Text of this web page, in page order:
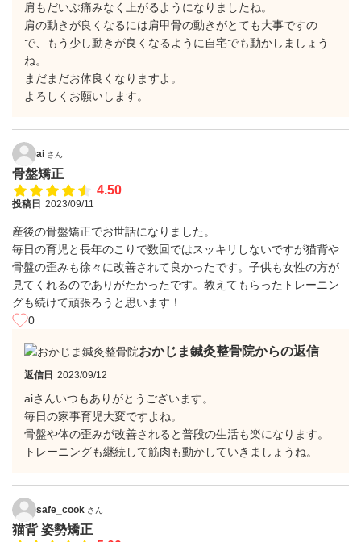
肩もだいぶ痛みなく上がるようになりましたね。
肩の動きが良くなるには肩甲骨の動きがとても大事ですの
で、もう少し動きが良くなるように自宅でも動かしましょう
ね。
まだまだお体良くなりますよ。
よろしくお願いします。
ai さん
骨盤矯正
4.50
投稿日 2023/09/11
産後の骨盤矯正でお世話になりました。
毎日の育児と長年のこりで数回ではスッキリしないですが猫背や
骨盤の歪みも徐々に改善されて良かったです。子供も女性の方が
見てくれるのでありがたかったです。教えてもらったトレーニン
グも続けて頑張ろうと思います！
0
おかじま鍼灸整骨院からの返信
返信日 2023/09/12
aiさんいつもありがとうございます。
毎日の家事育児大変ですよね。
骨盤や体の歪みが改善されると普段の生活も楽になります。
トレーニングも継続して筋肉も動かしていきましょうね。
safe_cook さん
猫背 姿勢矯正